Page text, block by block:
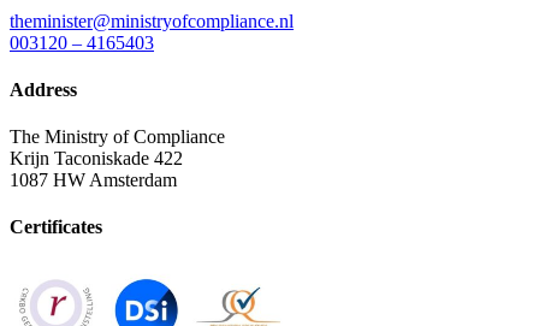
theminister@ministryofcompliance.nl
003120 – 4165403
Address
The Ministry of Compliance
Krijn Taconiskade 422
1087 HW Amsterdam
Certificates